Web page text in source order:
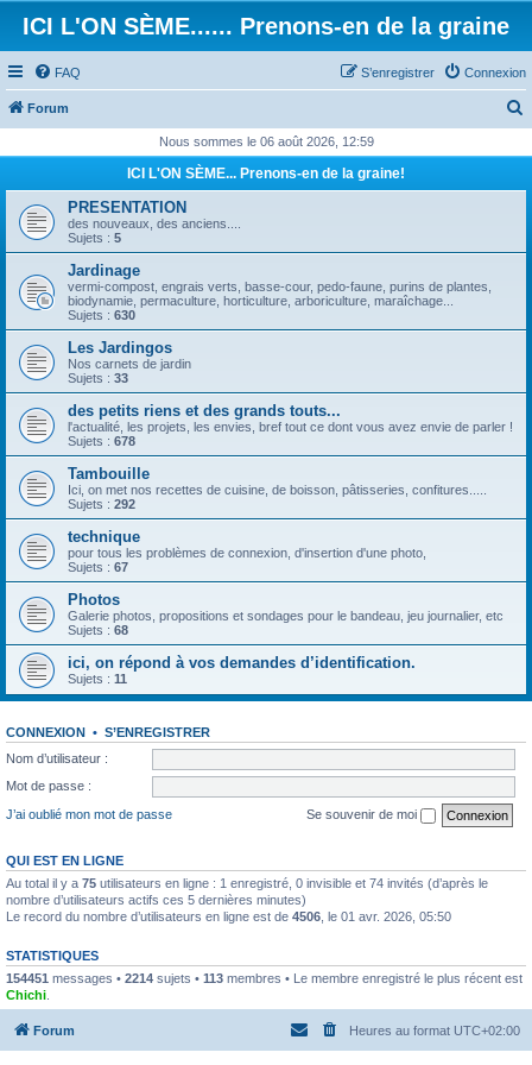
ICI L'ON SÈME...... Prenons-en de la graine
FAQ Connexion
S’enregistrer
Forum
h
r
e
Nous sommes le 06 août 2026, 12:59
ICI L'ON SÈME... Prenons-en de la graine!
PRESENTATION
des nouveaux, des anciens....
Sujets : 5
Jardinage
vermi-compost, engrais verts, basse-cour, pedo-faune, purins de plantes,
biodynamie, permaculture, horticulture, arboriculture, maraîchage...
Sujets : 630
Les Jardingos
Nos carnets de jardin
Sujets : 33
des petits riens et des grands touts...
l'actualité, les projets, les envies, bref tout ce dont vous avez envie de parler !
Sujets : 678
Tambouille
Ici, on met nos recettes de cuisine, de boisson, pâtisseries, confitures.....
Sujets : 292
technique
pour tous les problèmes de connexion, d'insertion d'une photo,
Sujets : 67
Photos
Galerie photos, propositions et sondages pour le bandeau, jeu journalier, etc
Sujets : 68
ici, on répond à vos demandes d’identification.
Sujets : 11
CONNEXION • S’ENREGISTRER
Nom d’utilisateur :
Mot de passe :
J’ai oublié mon mot de passe
Se souvenir de moi
QUI EST EN LIGNE
Au total il y a 75 utilisateurs en ligne : 1 enregistré, 0 invisible et 74 invités (d’après le
nombre d’utilisateurs actifs ces 5 dernières minutes)
Le record du nombre d’utilisateurs en ligne est de 4506 , le 01 avr. 2026, 05:50
STATISTIQUES
154451 messages • 2214 sujets • 113 membres • Le membre enregistré le plus récent est
Chichi
Forum Heures au format UTC+02:00